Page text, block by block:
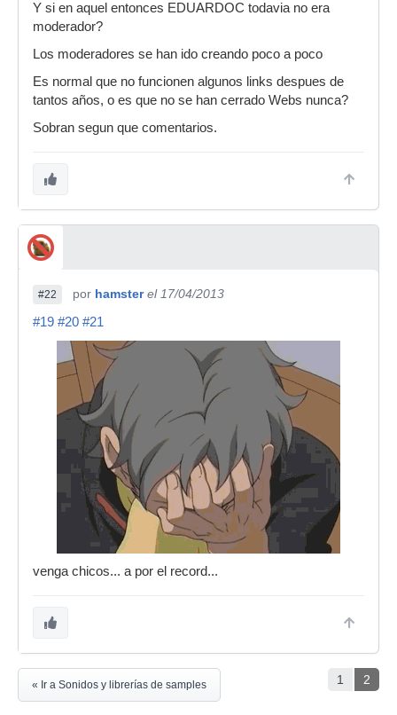
mejor te podias haber ahorrado la lista en este
post, y poner tu propio post con este copia y
pega.
Y si en aquel entonces EDUARDOC todavia no era
moderador?
Los moderadores se han ido creando poco a poco
Es normal que no funcionen algunos links despues de
tantos años, o es que no se han cerrado Webs nunca?
Sobran segun que comentarios.
#22 por hamster el 17/04/2013
#19 #20 #21
venga chicos... a por el record...
1 2
« Ir a Sonidos y librerías de samples